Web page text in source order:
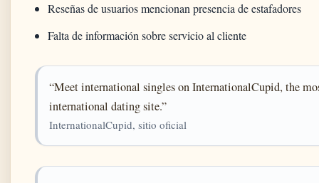
Reseñas de usuarios mencionan presencia de estafadores
Falta de información sobre servicio al cliente
“Meet international singles on InternationalCupid, the
international dating site.”
InternationalCupid, sitio oficial